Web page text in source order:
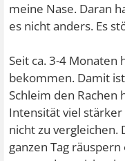
meine Nase. Daran
es nicht anders. Es
Seit ca. 3-4 Monaten
bekommen. Damit
Schleim den Rachen
Intensität viel stärker
nicht zu vergleichen.
ganzen Tag